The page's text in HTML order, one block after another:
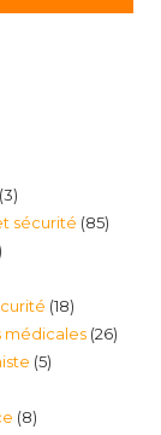
33
produits
sécurité 8585
1818
produits
médicales 2626
55
88